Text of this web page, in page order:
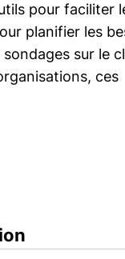
pour faciliter
planifier les
sur le
ces